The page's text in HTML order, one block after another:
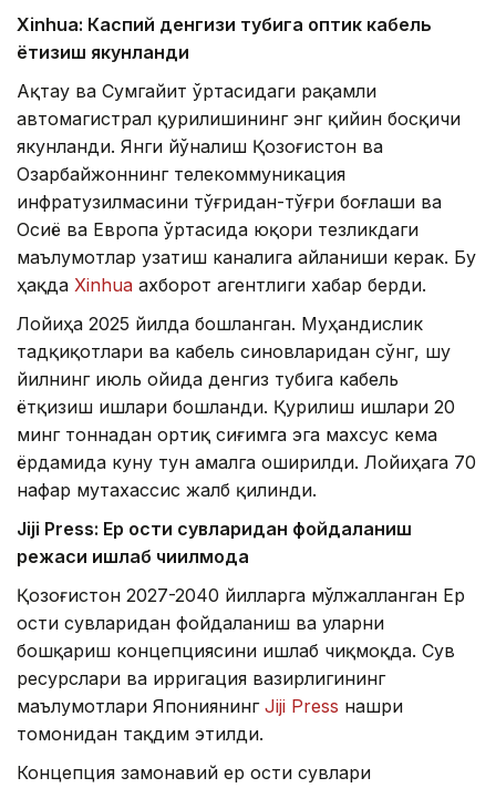
Xinhuа: Каспий денгизи тубига оптик кабель
ётқизиш якунланди
Ақтау ва Сумгайит ўртасидаги рақамли
автомагистрал қурилишининг энг қийин босқичи
якунланди. Янги йўналиш Қозоғистон ва
Озарбайжоннинг телекоммуникация
инфратузилмасини тўғридан-тўғри боғлаши ва
Осиё ва Европа ўртасида юқори тезликдаги
маълумотлар узатиш каналига айланиши керак. Бу
ҳақда Xinhua ахборот агентлиги хабар берди.
Лойиҳа 2025 йилда бошланган. Муҳандислик
тадқиқотлари ва кабель синовларидан сўнг, шу
йилнинг июль ойида денгиз тубига кабель
ётқизиш ишлари бошланди. Қурилиш ишлари 20
минг тоннадан ортиқ сиғимга эга махсус кема
ёрдамида куну тун амалга оширилди. Лойиҳага 70
нафар мутахассис жалб қилинди.
Jiji Press: Ер ости сувларидан фойдаланиш
режаси ишлаб чиқилмоқда
Қозоғистон 2027-2040 йилларга мўлжалланган Ер
ости сувларидан фойдаланиш ва уларни
бошқариш концепциясини ишлаб чиқмоқда. Сув
ресурслари ва ирригация вазирлигининг
маълумотлари Япониянинг Jiji Press нашри
томонидан тақдим этилди.
Концепция замонавий ер ости сувлари